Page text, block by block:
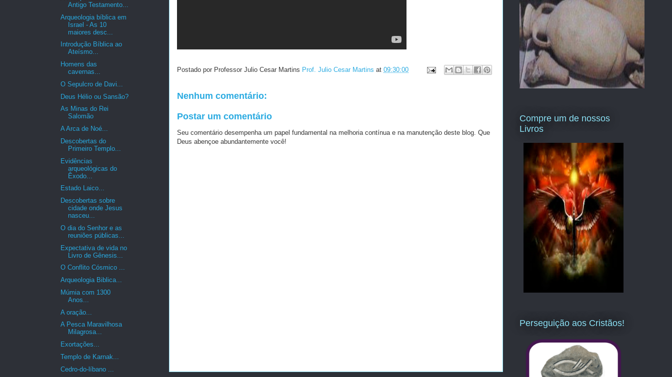
Postado por Professor Julio Cesar Martins Prof. Julio Cesar Martins at 09:30:00
Nenhum comentário:
Postar um comentário
Seu comentário desempenha um papel fundamental na melhoria contínua e na manutenção deste blog. Que
Deus abençoe abundantemente você!
Antigo Testamento...
Arqueologia bíblica em
Israel - As 10
maiores desc...
Introdução Bíblica ao
Ateísmo...
Homens das
cavernas...
O Sepulcro de Davi...
Deus Hélio ou Sansão?
As Minas do Rei
Salomão
A Arca de Noé...
Descobertas do
Primeiro Templo...
Evidências
arqueológicas do
Êxodo...
Estado Laico...
Descobertas sobre
cidade onde Jesus
nasceu...
O dia do Senhor e as
reuniões públicas...
Expectativa de vida no
Livro de Gênesis...
O Conflito Cósmico ...
Arqueologia Biblica...
Múmia com 1300
Anos...
A oração...
A Pesca Maravilhosa
Milagrosa...
Exortações...
Templo de Karnak...
Cedro-do-líbano ...
Compre um de nossos
Livros
Perseguição aos Cristãos!